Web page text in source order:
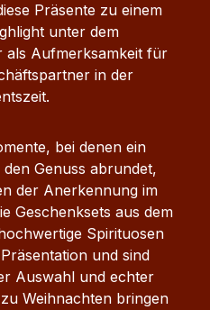
Präsente zu einem
unter dem
als Aufmerksamkeit für
in der
bei denen ein
Genuss abrundet,
der Anerkennung im
Geschenksets aus dem
Spirituosen
und sind
Auswahl und echter
Weihnachten bringen